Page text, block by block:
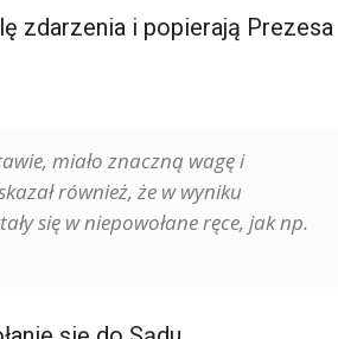
zdarzenia i popierają Prezesa
miało znaczną wagę i
również, że w wyniku
się w niepowołane ręce, jak np.